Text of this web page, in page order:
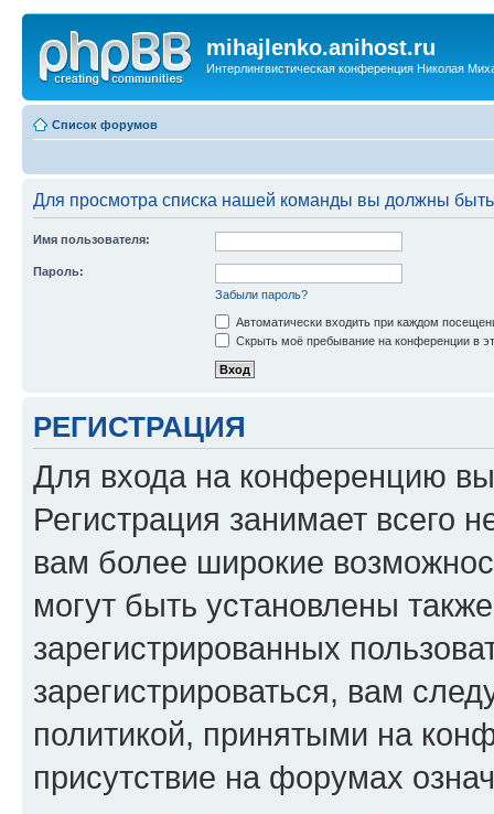
mihajlenko.anihost.ru
Интерлингвистическая конференция Николая
Список форумов
Для просмотра списка нашей команды вы должны
Имя пользователя:
Пароль:
Забыли пароль?
Автоматически входить при каждом
Скрыть моё пребывание на конференции в
РЕГИСТРАЦИЯ
Для входа на конференцию
Регистрация занимает всего
вам более широкие
могут быть установлены
зарегистрированных
зарегистрироваться, вам
политикой, принятыми на
присутствие на форумах